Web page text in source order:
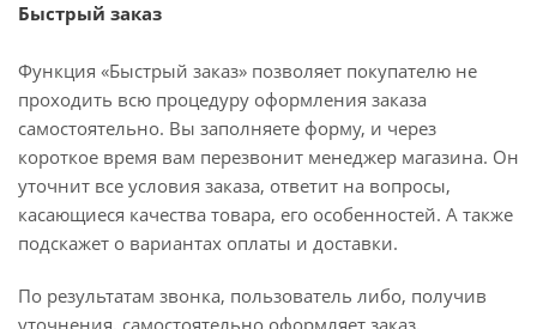
Быстрый заказ
Функция «Быстрый заказ» позволяет покупателю не
проходить всю процедуру оформления заказа
самостоятельно. Вы заполняете форму, и через
короткое время вам перезвонит менеджер магазина. Он
уточнит все условия заказа, ответит на вопросы,
касающиеся качества товара, его особенностей. А также
подскажет о вариантах оплаты и доставки.
По результатам звонка, пользователь либо, получив
уточнения, самостоятельно оформляет заказ,